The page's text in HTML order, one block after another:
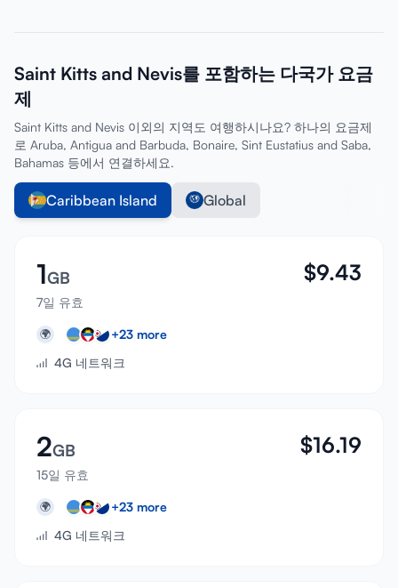
Saint Kitts and Nevis를 포함하는 다국가 요금
제
Saint Kitts and Nevis 이외의 지역도 여행하시나요? 하나의 요금제
로 Aruba, Antigua and Barbuda, Bonaire, Sint Eustatius and Saba,
Bahamas 등에서 연결하세요.
Caribbean Island Global
1GB
7일 유효
$9.43
🌍 +23 more
4G 네트워크
2GB
15일 유효
$16.19
🌍 +23 more
4G 네트워크